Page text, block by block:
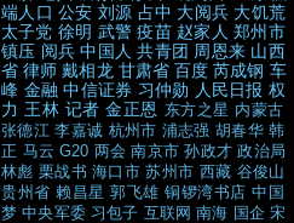
端人口 公安 刘源 占中 大阅兵 大饥荒
太子党 徐明 武警 疫苗 赵家人 郑州市
镇压 阅兵 中国人 共青团 周恩来 山西
省 律师 戴相龙 甘肃省 百度 芮成钢 车
峰 金融 中信证券 习仲勋 人民日报 权
力 王林 记者 金正恩 东方之星 内蒙古
张德江 李嘉诚 杭州市 浦志强 胡春华 韩
正 马云 G20 两会 南京市 孙政才 政治局
林彪 栗战书 海口市 苏州市 西藏 谷俊山
贵州省 赖昌星 郭飞雄 铜锣湾书店 中国
梦 中央军委 习包子 互联网 南海 国企 宋